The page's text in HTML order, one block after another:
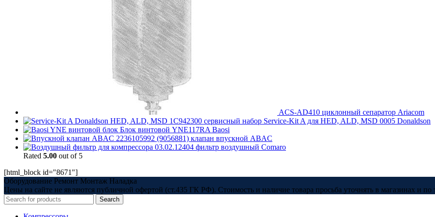
ACS-AD410 циклонный сепаратор Ariacom
1C942300 сервисный набор Service-Kit A для HED, ALD, MSD 0005 Donaldson
Блок винтовой YNE117RA Baosi
2236105992 (9056881) клапан впускной ABAC
03.02.12404 фильтр воздушный Comaro
Rated 5.00 out of 5
[html_block id="8671"]
Оборудование Ремонт Монтаж Наладка
Цены на сайте не являются публичной офертой (ст.435 ГК РФ). Стоимость и наличие товара просьба уточнять в магазинах и по
Search